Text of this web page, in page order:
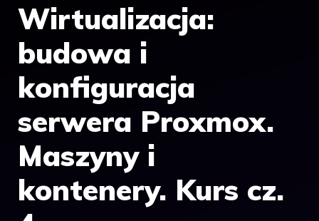
Wirtualizacja:
budowa i
konfiguracja
serwera Proxmox.
Maszyny i
kontenery. Kurs cz.